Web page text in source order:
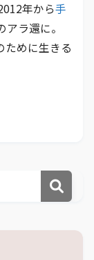
年から手
ラ還に。
ために生きる